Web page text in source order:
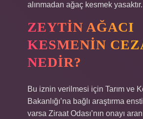
alınmadan ağaç kesmek yasaktır.
ZEYTIN AĞACI
KESMENIN
NEDIR?
Bu iznin verilmesi için Tarım ve
Bakanlığı’na bağlı araştırma
varsa Ziraat Odası’nın onayı